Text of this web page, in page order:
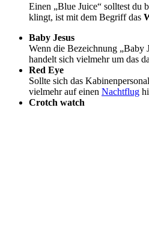
Einen „Blue Juice“ solltest du
klingt, ist mit dem Begriff das
Baby Jesus
Wenn die Bezeichnung „Baby
handelt sich vielmehr um das
Red Eye
Sollte sich das
vielmehr auf einen Nachtflug
Crotch watch